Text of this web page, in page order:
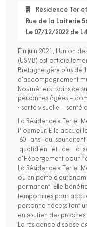
Résidence Ter
Rue de la Laiterie
Le 07/12/2022 de
Fin juin 2021, l’Union
(USMB) est
Bretagne gère plus de
d’accompagnement
Nos métiers : soins de
personnes âgées –
• santé visuelle –
La Résidence « Ter et
Ploemeur. Elle
60 ans qui
quotidien et de la
d’Hébergement pour
La Résidence « Ter et
ou en perte
permanent. Elle
temporaires pour
personne nécessitant
en soutien des
La résidence dispose